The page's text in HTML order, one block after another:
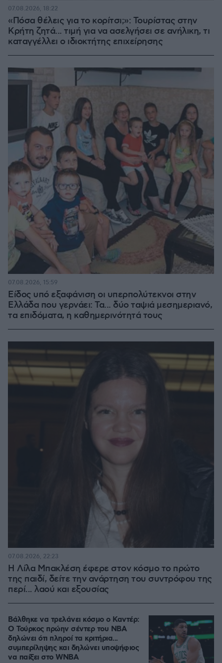
«Πόσα θέλεις για το κορίτσι;»: Τουρίστας στην
Κρήτη ζητά... τιμή για να ασελγήσει σε ανήλικη, τι
καταγγέλλει ο ιδιοκτήτης επιχείρησης
07.08.2026, 18:22
Είδος υπό εξαφάνιση οι υπερπολύτεκνοι στην
Ελλάδα που γερνάει: Τα... δύο ταψιά μεσημεριανό,
τα επιδόματα, η καθημερινότητά τους
07.08.2026, 15:59
Η Λίλα Μπακλέση έφερε στον κόσμο το πρώτο
της παιδί, δείτε την ανάρτηση του συντρόφου της
περί... λαού και εξουσίας
07.08.2026, 22:23
Βάλθηκε να τρελάνει κόσμο ο Καντέρ:
Ο Τούρκος πρώην σέντερ του NBA
δηλώνει ότι πληροί τα κριτήρια...
συμπερίληψης και δηλώνει υποψήφιος
να παίξει στο WNBA